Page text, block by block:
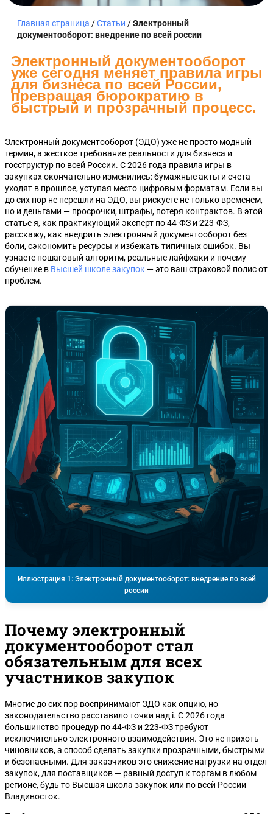
Главная страница /Статьи /Электронный
документооборот: внедрение по всей россии
Электронный документооборот
уже сегодня меняет правила игры
для бизнеса по всей России,
превращая бюрократию в
быстрый и прозрачный процесс.
Электронный документооборот (ЭДО) уже не просто модный
термин, а жесткое требование реальности для бизнеса и
госструктур по всей России. С 2026 года правила игры в
закупках окончательно изменились: бумажные акты и счета
уходят в прошлое, уступая место цифровым форматам. Если вы
до сих пор не перешли на ЭДО, вы рискуете не только временем,
но и деньгами — просрочки, штрафы, потеря контрактов. В этой
статье я, как практикующий эксперт по 44-ФЗ и 223-ФЗ,
расскажу, как внедрить электронный документооборот без
боли, сэкономить ресурсы и избежать типичных ошибок. Вы
узнаете пошаговый алгоритм, реальные лайфхаки и почему
обучение в Высшей школе закупок — это ваш страховой полис от
проблем.
Иллюстрация 1: Электронный документооборот: внедрение по всей
россии
Почему электронный
документооборот стал
обязательным для всех
участников закупок
Многие до сих пор воспринимают ЭДО как опцию, но
законодательство расставило точки над i. С 2026 года
большинство процедур по 44-ФЗ и 223-ФЗ требуют
исключительно электронного взаимодействия. Это не прихоть
чиновников, а способ сделать закупки прозрачными, быстрыми
и безопасными. Для заказчиков это снижение нагрузки на отдел
закупок, для поставщиков — равный доступ к торгам в любом
регионе, будь то Высшая школа закупок или по всей России
Владивосток.